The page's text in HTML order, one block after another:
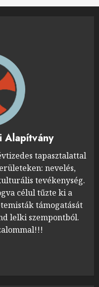
Alapítvány
tapasztalattal
nevelés,
tevékenység.
célul tűzte ki a
támogatását
lelki szempontból.